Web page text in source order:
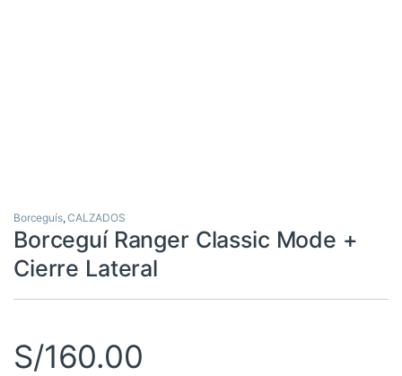
Borceguís,CALZADOS
Borceguí Ranger Classic Mode +
Cierre Lateral
S/160.00